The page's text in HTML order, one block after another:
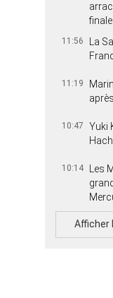
11:56
La
11:19
10:47
Yuki
10:14
Les
Afficher